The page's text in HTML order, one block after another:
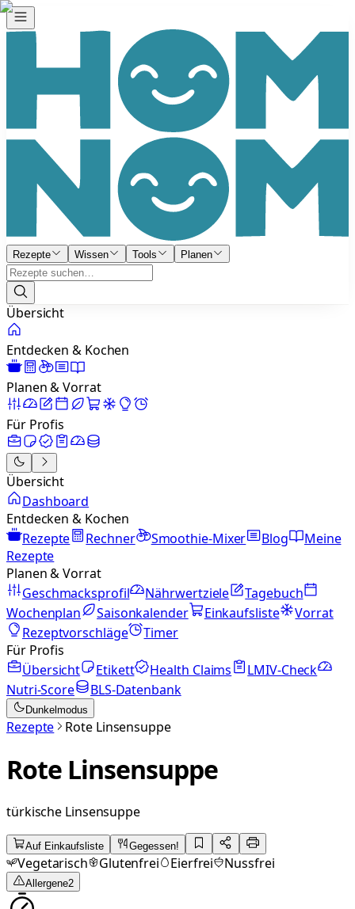
Rezepte Wissen Tools Planen
Übersicht
Entdecken & Kochen
Planen & Vorrat
Für Profis
Übersicht
Dashboard
Entdecken & Kochen
Rezepte
Rechner Smoothie-Mixer Blog
Meine
Rezepte
Planen & Vorrat
Geschmacksprofil
Nährwertziele
Tagebuch
Wochenplan
Saisonkalender Einkaufsliste
Vorrat
Rezeptvorschläge
Timer
Für Profis
Übersicht
Etikett Health Claims
LMIV-Check
Nutri-Score
BLS-Datenbank
Dunkelmodus
Rezepte Rote Linsensuppe
Rote Linsensuppe
türkische Linsensuppe
Auf Einkaufsliste Gegessen!
Vegetarisch Glutenfrei Eierfrei Nussfrei
Allergene2